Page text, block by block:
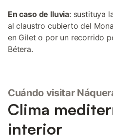
En caso de lluvia: sustituya
al claustro cubierto del
en Gilet o por un recorrido
Bétera.
Cuándo visitar
Clima
interior